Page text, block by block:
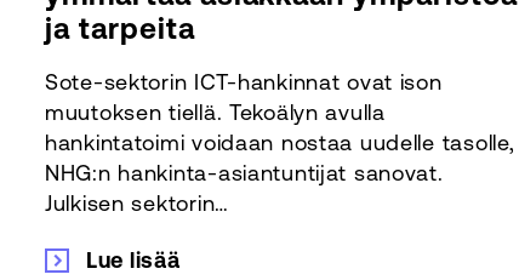
ja tarpeita
Sote-sektorin ICT-hankinnat ovat ison
muutoksen tiellä. Tekoälyn avulla
hankintatoimi voidaan nostaa uudelle tasolle,
NHG:n hankinta-asiantuntijat sanovat.
Julkisen sektorin…
Lue lisää